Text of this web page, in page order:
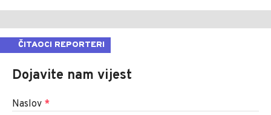
ČITAOCI REPORTERI
Dojavite nam vijest
Naslov *